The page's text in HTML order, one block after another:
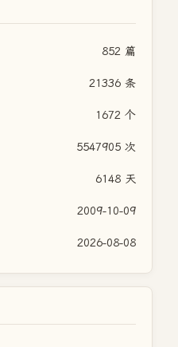
852 篇
21336 条
1672 个
5547905 次
6148 天
2009-10-09
2026-08-08